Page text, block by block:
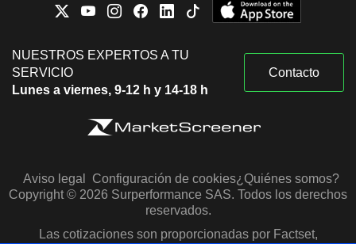
NUESTROS EXPERTOS A TU
SERVICIO
Lunes a viernes, 9-12 h y 14-18 h
Contacto
Aviso legal Configuración de cookies¿Quiénes somos?
Copyright © 2026 Surperformance SAS. Todos los derechos
reservados.
Las cotizaciones son proporcionadas por Factset,